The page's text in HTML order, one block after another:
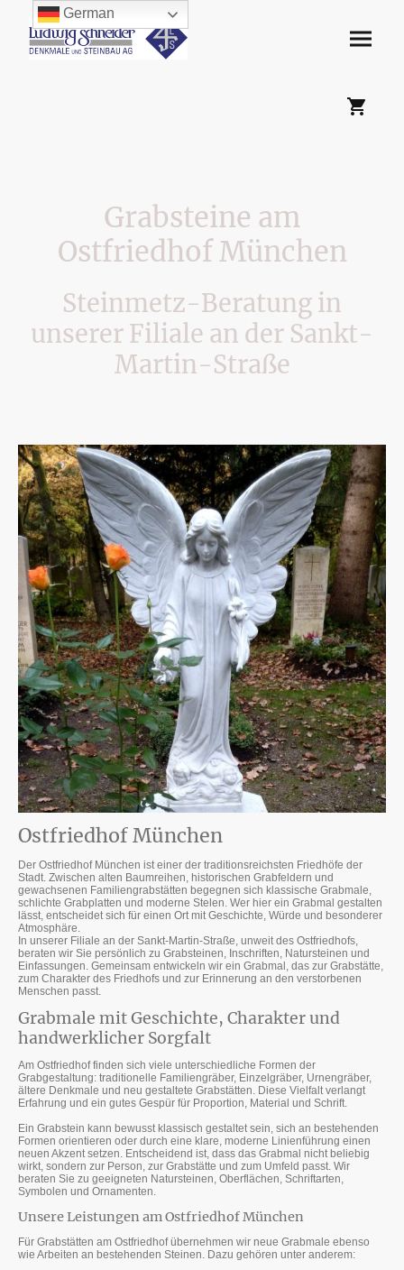
Grabsteine am
Ostfriedhof München
Steinmetz-Beratung in
unserer Filiale an der Sankt-
Martin-Straße
Ostfriedhof München
Der Ostfriedhof München ist einer der traditionsreichsten Friedhöfe der
Stadt. Zwischen alten Baumreihen, historischen Grabfeldern und
gewachsenen Familiengrabstätten begegnen sich klassische Grabmale,
schlichte Grabplatten und moderne Stelen. Wer hier ein Grabmal gestalten
lässt, entscheidet sich für einen Ort mit Geschichte, Würde und besonderer
Atmosphäre.
In unserer Filiale an der Sankt-Martin-Straße, unweit des Ostfriedhofs,
beraten wir Sie persönlich zu Grabsteinen, Inschriften, Natursteinen und
Einfassungen. Gemeinsam entwickeln wir ein Grabmal, das zur Grabstätte,
zum Charakter des Friedhofs und zur Erinnerung an den verstorbenen
Menschen passt.
Grabmale mit Geschichte, Charakter und
handwerklicher Sorgfalt
Am Ostfriedhof finden sich viele unterschiedliche Formen der
Grabgestaltung: traditionelle Familiengräber, Einzelgräber, Urnengräber,
ältere Denkmale und neu gestaltete Grabstätten. Diese Vielfalt verlangt
Erfahrung und ein gutes Gespür für Proportion, Material und Schrift.
Ein Grabstein kann bewusst klassisch gestaltet sein, sich an bestehenden
Formen orientieren oder durch eine klare, moderne Linienführung einen
neuen Akzent setzen. Entscheidend ist, dass das Grabmal nicht beliebig
wirkt, sondern zur Person, zur Grabstätte und zum Umfeld passt. Wir
beraten Sie zu geeigneten Natursteinen, Oberflächen, Schriftarten,
Symbolen und Ornamenten.
Unsere Leistungen am Ostfriedhof München
Für Grabstätten am Ostfriedhof übernehmen wir neue Grabmale ebenso
wie Arbeiten an bestehenden Steinen. Dazu gehören unter anderem:
German